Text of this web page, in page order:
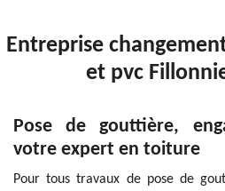
Entreprise
et pvc
Pose de gouttière,
votre expert en toiture
Pour tous travaux de pose de